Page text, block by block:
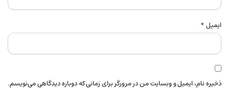
ایمیل*
ذخیره نام، ایمیل و وبسایت من در مرورگر برای زمانی که دوباره دیدگاهی می‌نویسم.